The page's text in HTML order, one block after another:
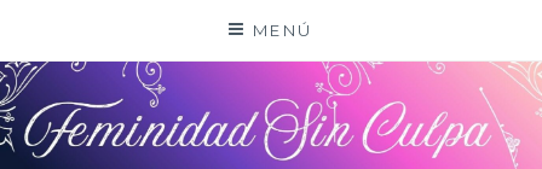
contenido
MENÚ